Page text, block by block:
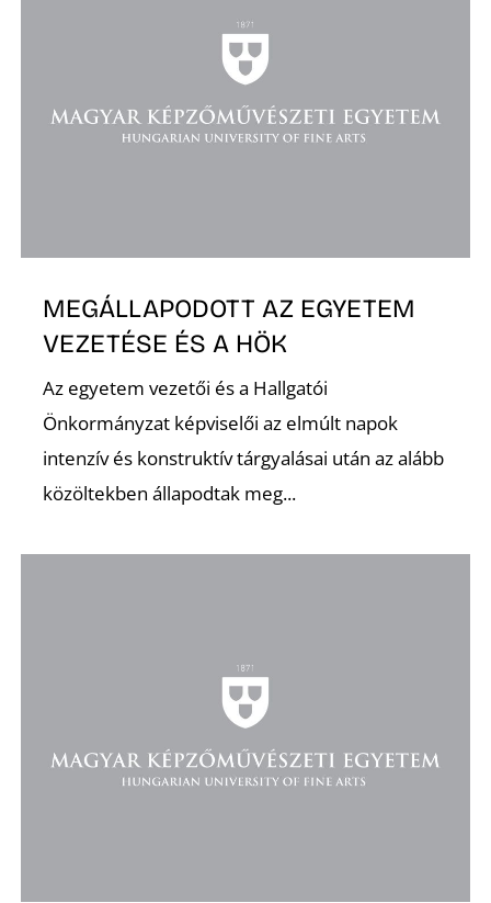
MEGÁLLAPODOTT AZ EGYETEM
VEZETÉSE ÉS A HÖK
Az egyetem vezetői és a Hallgatói
Önkormányzat képviselői az elmúlt napok
intenzív és konstruktív tárgyalásai után az alább
közöltekben állapodtak meg...